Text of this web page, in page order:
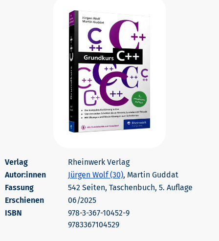
Rheinwerk Verlag
Autor:innen
Jürgen Wolf (30), Martin Guddat
542 Seiten, Taschenbuch, 5. Auflage
Erschienen
06/2025
978-3-367-10452-9
9783367104529